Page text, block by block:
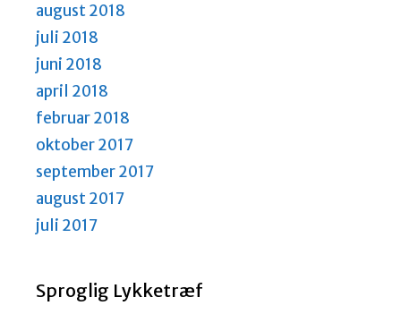
august 2018
juli 2018
juni 2018
april 2018
februar 2018
oktober 2017
september 2017
august 2017
juli 2017
Sproglig Lykketræf